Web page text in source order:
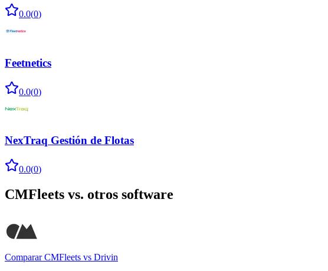
0.0(0)
Feetnetics
0.0(0)
NexTraq Gestión de Flotas
0.0(0)
CMFleets vs. otros software
Comparar CMFleets vs Drivin